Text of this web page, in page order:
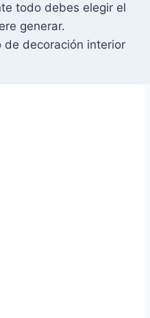
todo debes elegir el
generar.
de decoración interior